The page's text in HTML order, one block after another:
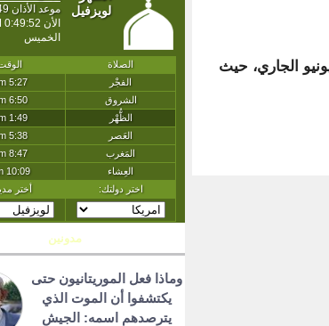
الجديد لدورة محكمة الإستئناف سيكون يوم 29 يونيو الجاري، حيث
مدونين
وماذا فعل الموريتانيون حتى
يكتشفوا أن الموت الذي
يترصدهم اسمه: الجيش